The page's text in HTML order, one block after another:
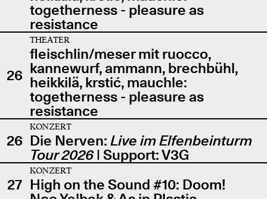
togetherness - pleasure as
resistance
26
THEATER
fleischlin/meser mit ruocco,
kannewurf, ammann, brechbühl,
heikkilä, krstić, mauchle:
togetherness - pleasure as
resistance
26
KONZERT
Die Nerven: Live im Elfenbeinturm
Tour 2026| Support: V3G
27
KONZERT
High on the Sound #10: Doom!